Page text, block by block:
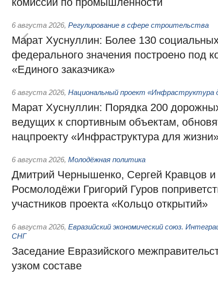
6 августа 2026, Регулирование в сфере строительства
Марат Хуснуллин: Более 130
федерального значения построено под
«Единого заказчика»
6 августа 2026, Национальный проект «Инфраструктура
Марат Хуснуллин: Порядка 200
ведущих к спортивным объектам,
нацпроекту «Инфраструктура для
6 августа 2026, Молодёжная политика
Дмитрий Чернышенко, Сергей Кравцов и
Росмолодёжи Григорий Гуров
участников проекта «Кольцо открытий»
6 августа 2026, Евразийский экономический союз.
СНГ
Заседание Евразийского
узком составе